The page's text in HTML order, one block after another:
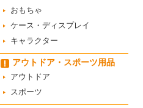
おもちゃ
ケース・ディスプレイ
キャラクター
アウトドア・スポーツ用品
アウトドア
スポーツ